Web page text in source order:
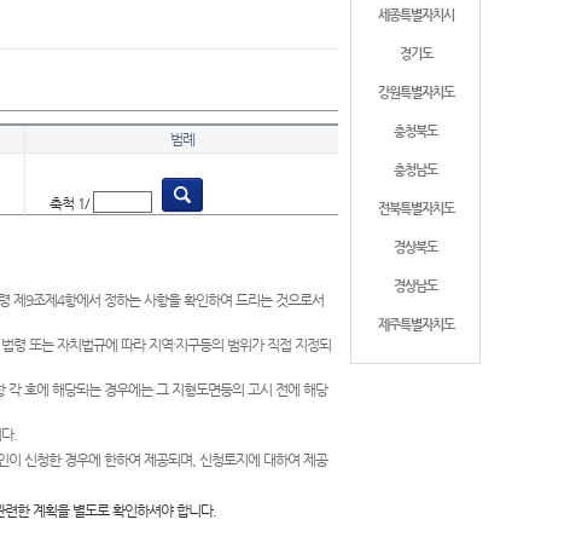
세종특별자치시
경기도
강원특별자치도
충청북도
충청남도
전북특별자치도
경상북도
경상남도
제주특별자치도
범례
축척 1/
제9조제4항에서 정하는 사항을 확인하여 드리는 것으로서
령 또는 자치법규에 따라 지역·지구등의 범위가 직접 지정되
각 호에 해당되는 경우에는 그 지형도면등의 고시 전에 해당
.
이 신청한 경우에 한하여 제공되며, 신청토지에 대하여 제공
한 계획을 별도로 확인하셔야 합니다.